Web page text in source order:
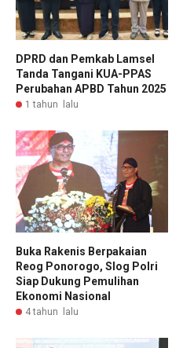
DPRD dan Pemkab Lamsel
Tanda Tangani KUA-PPAS
Perubahan APBD Tahun 2025
1 tahun lalu
Buka Rakenis Berpakaian
Reog Ponorogo, Slog Polri
Siap Dukung Pemulihan
Ekonomi Nasional
4 tahun lalu